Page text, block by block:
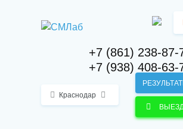
Краснодар
+7 (861) 238-87-
+7 (938) 408-63-